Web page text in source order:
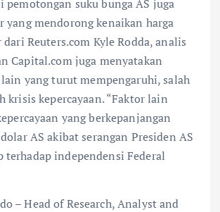
pemotongan suku bunga AS juga
yang mendorong kenaikan harga
Reuters.com Kyle Rodda, analis
Capital.com juga menyatakan
yang turut mempengaruhi, salah
krisis kepercayaan. “Faktor lain
yang berkepanjangan
AS akibat serangan Presiden AS
terhadap independensi Federal
– Head of Research, Analyst and